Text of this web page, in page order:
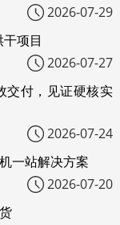
2026-07-29
项目
2026-07-27
交付，见证硬核实
2026-07-24
一站解决方案
2026-07-20